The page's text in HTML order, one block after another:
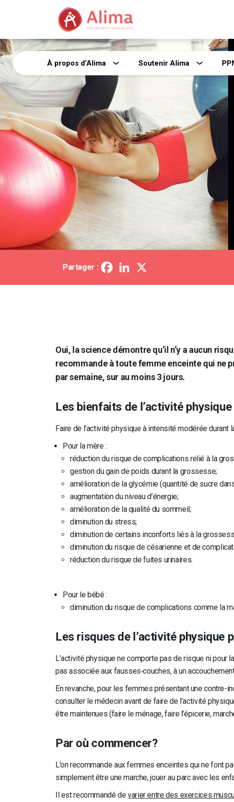
À propos d’Alima Soutenir Alima
Partager : FacebookLinkedIn
Oui, la science démontre qu’il n’y a aucun
recommande à toute femme enceinte qui ne
par semaine, sur au moins 3 jours.
Les bienfaits de l’activité
Faire de l’activité physique à intensité modérée
Pour la mère :
réduction du risque de complications relié à la
gestion du gain de poids durant la grossesse;
amélioration de la glycémie (quantité de sucre
augmentation du niveau d’énergie;
amélioration de la qualité du sommeil;
diminution du stress;
diminution de certains inconforts liés à la
diminution du risque de césarienne et de
réduction du risque de fuites urinaires.
Pour le bébé :
diminution du risque de complications comme la
Les risques de l’activité physique
L’activité physique ne comporte pas de risque ni pour
pas associée aux fausses‑couches, à un
En revanche, pour les femmes présentant une contre-
consulter le médecin avant de faire de l’activité
être maintenues (faire le ménage, faire l’épicerie,
Par où commencer?
L’on recommande aux femmes enceintes qui ne font
simplement être une marche, jouer au parc avec les
Il est recommandé devarier entre des exercices